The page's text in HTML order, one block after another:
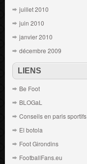
juillet 2010
juin 2010
janvier 2010
décembre 2009
LIENS
Be Foot
BLOGaL
Conseils en paris sportifs
El botola
Foot Girondins
FootballFans.eu